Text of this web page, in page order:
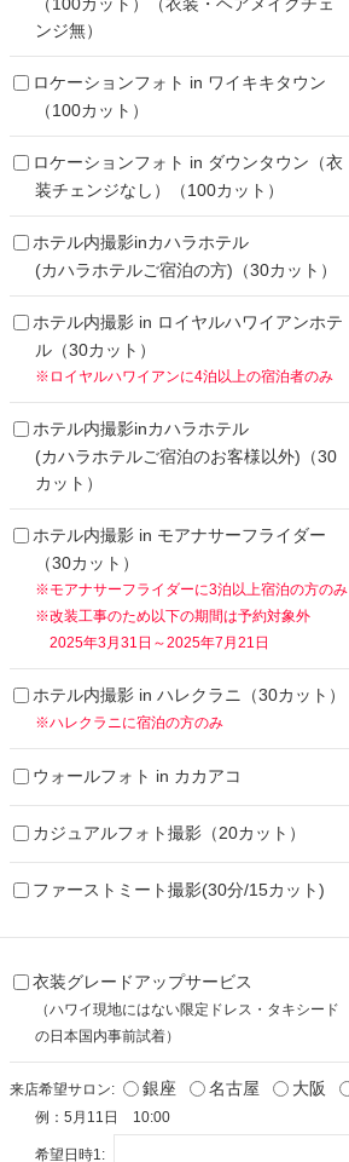
ンジ無）
ロケーションフォト in ワイキキタウン
（100カット）
ロケーションフォト in ダウンタウン（衣
装チェンジなし）（100カット）
ホテル内撮影inカハラホテル
(カハラホテルご宿泊の方)（30カット）
ホテル内撮影 in ロイヤルハワイアンホテ
ル（30カット）
※ロイヤルハワイアンに4泊以上の宿泊者のみ
ホテル内撮影inカハラホテル
(カハラホテルご宿泊のお客様以外)（30
カット）
ホテル内撮影 in モアナサーフライダー
（30カット）
※モアナサーフライダーに3泊以上宿泊の方のみ
※改装工事のため以下の期間は予約対象外
2025年3月31日～2025年7月21日
ホテル内撮影 in ハレクラニ（30カット）
※ハレクラニに宿泊の方のみ
ウォールフォト in カカアコ
カジュアルフォト撮影（20カット）
ファーストミート撮影(30分/15カット)
衣装グレードアップサービス
（ハワイ現地にはない限定ドレス・タキシード
の日本国内事前試着）
来店希望サロン: 銀座 名古屋 大阪
例：5月11日 10:00
希望日時1: